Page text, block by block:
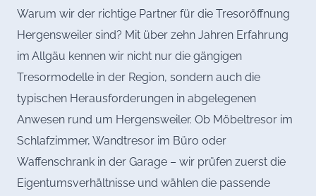
Warum wir der richtige Partner für die Tresoröffnung
Hergensweiler sind? Mit über zehn Jahren Erfahrung
im Allgäu kennen wir nicht nur die gängigen
Tresormodelle in der Region, sondern auch die
typischen Herausforderungen in abgelegenen
Anwesen rund um Hergensweiler. Ob Möbeltresor im
Schlafzimmer, Wandtresor im Büro oder
Waffenschrank in der Garage – wir prüfen zuerst die
Eigentumsverhältnisse und wählen die passende